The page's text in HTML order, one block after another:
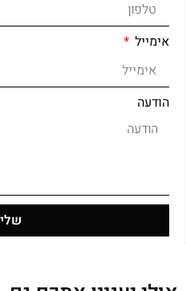
אימייל
הודעה